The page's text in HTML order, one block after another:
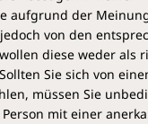
wäre mit meiner
hunderte von
ihnen in einer
könnte?
richtige Mittel zu
aufgrund der
von den
diese weder als
Sie sich von
müssen Sie
mit einer